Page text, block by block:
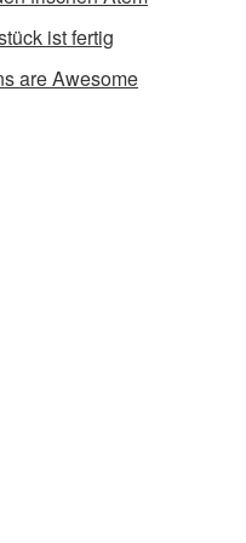
ist fertig
are Awesome